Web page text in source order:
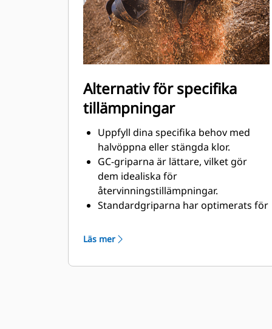
Alternativ för specifika
tillämpningar
Uppfyll dina specifika behov med
halvöppna eller stängda klor.
GC-griparna är lättare, vilket gör
dem idealiska för
återvinningstillämpningar.
Standardgriparna har optimerats för
skrotmaterial.
Läs mer